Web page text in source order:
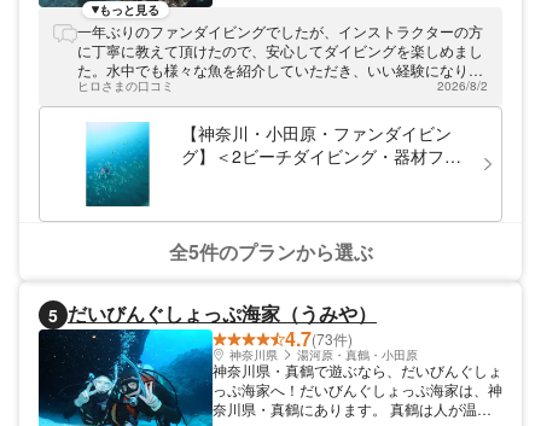
す。小田原の海を知り尽くしたガイドが、オ
ススメのスポットをご紹介します。器材のレ
ンタルなども充実していますので、身軽にダ
イビングが楽しめまよ。東京からは最短50
分、「早川駅」から徒歩10分の好立地！お
気軽にダイビングを楽しみましょう。
もっと見る
一年ぶりのファンダイビングでしたが、インストラクターの方
に丁寧に教えて頂けたので、安心してダイビングを楽しめまし
た。水中でも様々な魚を紹介していただき、いい経験になりま
した！
ヒロさまの口コミ 2026/8/2
【神奈川・小田原・ファンダイビン
グ】＜2ビーチダイビング・器材フル
全5件のプランから選ぶ
5 だいびんぐしょっぷ海家（うみや）
4.7(73件)
神奈川県 湯河原・真鶴・小田原
神奈川県・真鶴で遊ぶなら、だいびんぐしょ
っぷ海家へ！だいびんぐしょっぷ海家は、神
奈川県・真鶴にあります。 真鶴は人が温か